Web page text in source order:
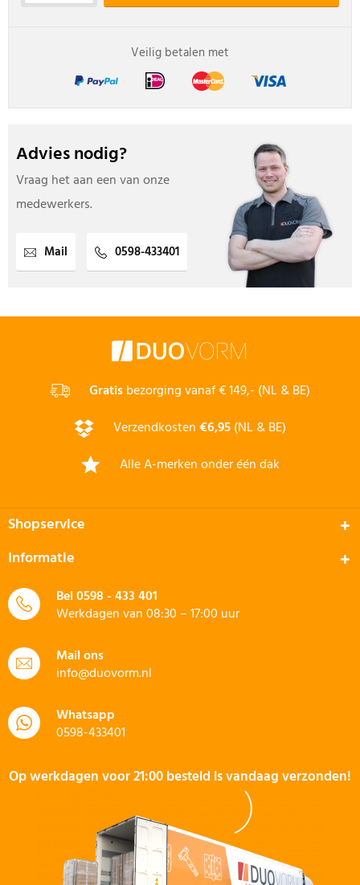
Veilig betalen met
Advies nodig?
Vraag het aan een van onze
medewerkers.
Mail 0598-433401
Gratisbezorging vanaf € 149,- (NL & BE)
Verzendkosten€6,95(NL & BE)
Alle A-merken onder één dak
Shopservice
Informatie
Bel0598 - 433 401
Werkdagen van 08:30 – 17:00 uur
Mail ons
info@duovorm.nl
Whatsapp
0598-433401
Op werkdagen voor 21:00 besteld is vandaag verzonden!